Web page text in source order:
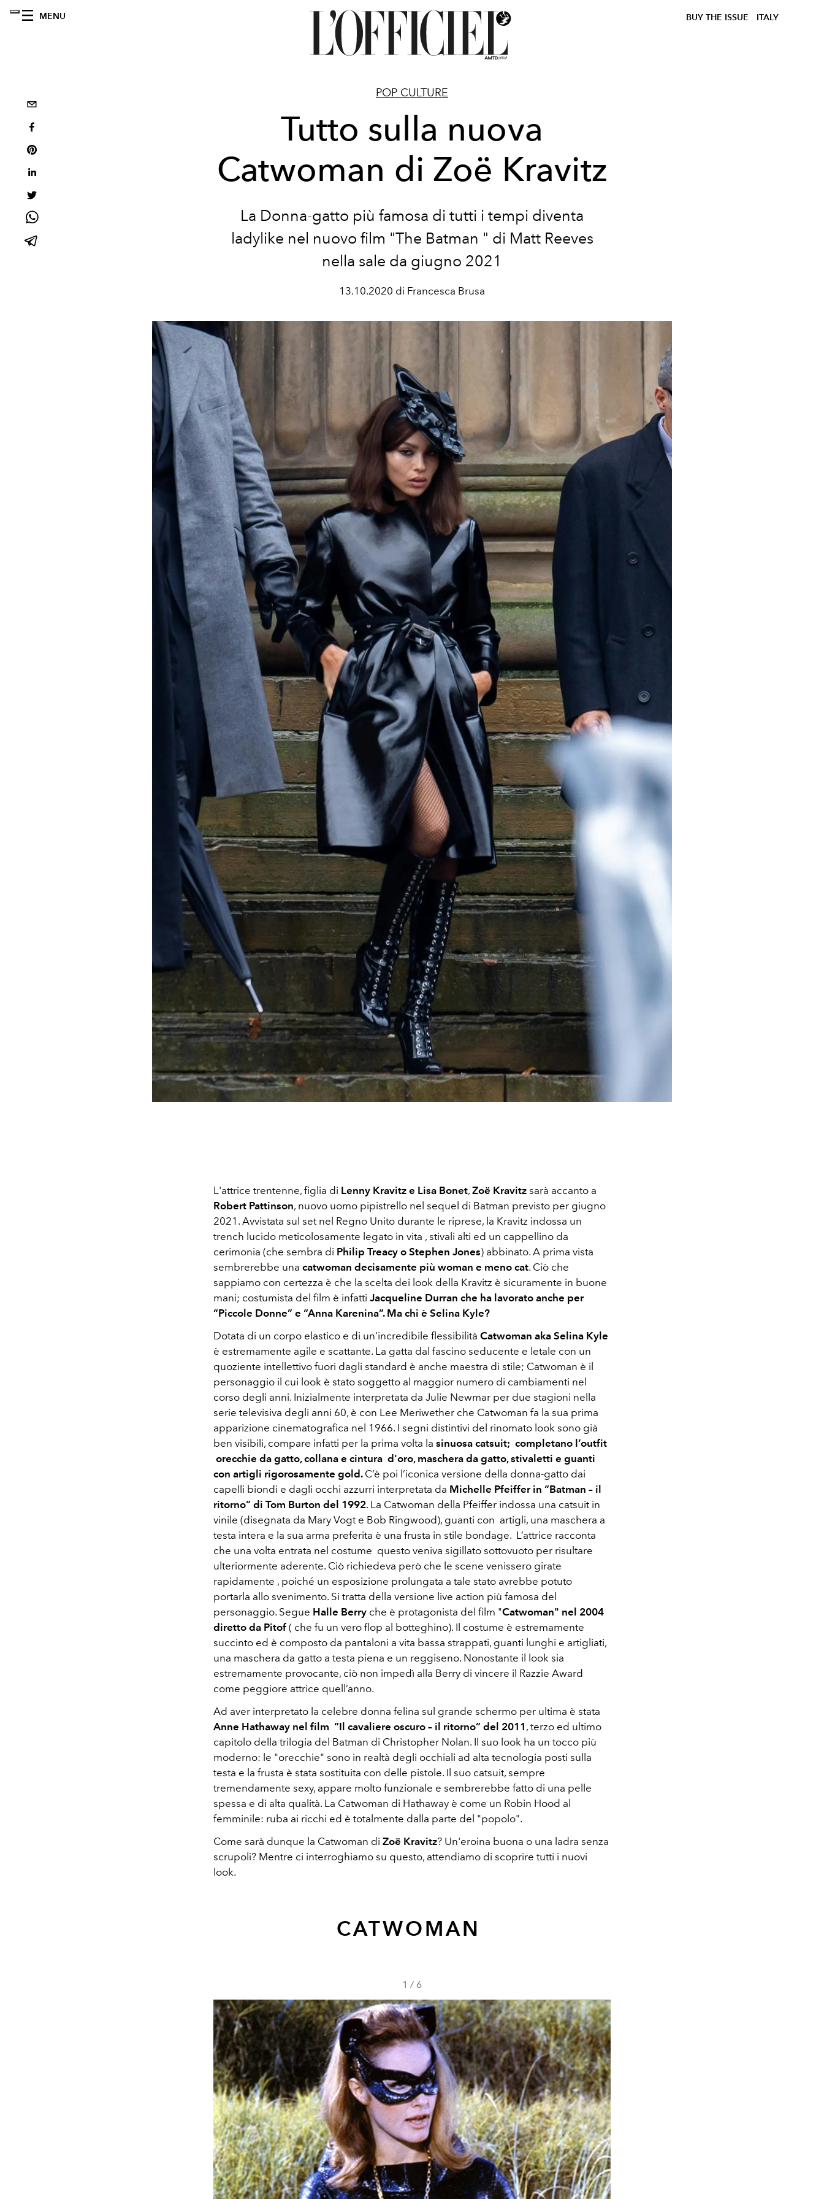
MENU BUY THE ISSUE ITALY
POP CULTURE
Tutto sulla nuova
Catwoman di Zoë Kravitz
La Donna-gatto più famosa di tutti i tempi diventa
ladylike nel nuovo film "The Batman " di Matt Reeves
nella sale da giugno 2021
13.10.2020 di Francesca Brusa
L'attrice trentenne, figlia di Lenny Kravitz e Lisa Bonet, Zoë Kravitz sarà accanto a
Robert Pattinson, nuovo uomo pipistrello nel sequel di Batman previsto per giugno
2021. Avvistata sul set nel Regno Unito durante le riprese, la Kravitz indossa un
trench lucido meticolosamente legato in vita , stivali alti ed un cappellino da
cerimonia (che sembra di Philip Treacy o Stephen Jones) abbinato. A prima vista
sembrerebbe una catwoman decisamente più woman e meno cat. Ciò che
sappiamo con certezza è che la scelta dei look della Kravitz è sicuramente in buone
mani; costumista del film è infatti Jacqueline Durran che ha lavorato anche per
“Piccole Donne” e “Anna Karenina”. Ma chi è Selina Kyle?
Dotata di un corpo elastico e di un’incredibile flessibilità Catwoman aka Selina Kyle
è estremamente agile e scattante. La gatta dal fascino seducente e letale con un
quoziente intellettivo fuori dagli standard è anche maestra di stile; Catwoman è il
personaggio il cui look è stato soggetto al maggior numero di cambiamenti nel
corso degli anni. Inizialmente interpretata da Julie Newmar per due stagioni nella
serie televisiva degli anni 60, è con Lee Meriwether che Catwoman fa la sua prima
apparizione cinematografica nel 1966. I segni distintivi del rinomato look sono già
ben visibili, compare infatti per la prima volta la sinuosa catsuit; completano l’outfit
orecchie da gatto, collana e cintura d'oro, maschera da gatto, stivaletti e guanti
con artigli rigorosamente gold. C’è poi l’iconica versione della donna-gatto dai
capelli biondi e dagli occhi azzurri interpretata da Michelle Pfeiffer in “Batman – il
ritorno” di Tom Burton del 1992. La Catwoman della Pfeiffer indossa una catsuit in
vinile (disegnata da Mary Vogt e Bob Ringwood), guanti con artigli, una maschera a
testa intera e la sua arma preferita è una frusta in stile bondage. L’attrice racconta
che una volta entrata nel costume questo veniva sigillato sottovuoto per risultare
ulteriormente aderente. Ciò richiedeva però che le scene venissero girate
rapidamente , poiché un esposizione prolungata a tale stato avrebbe potuto
portarla allo svenimento. Si tratta della versione live action più famosa del
personaggio. Segue Halle Berry che è protagonista del film "Catwoman" nel 2004
diretto da Pitof ( che fu un vero flop al botteghino). Il costume è estremamente
succinto ed è composto da pantaloni a vita bassa strappati, guanti lunghi e artigliati,
una maschera da gatto a testa piena e un reggiseno. Nonostante il look sia
estremamente provocante, ciò non impedì alla Berry di vincere il Razzie Award
come peggiore attrice quell’anno.
Ad aver interpretato la celebre donna felina sul grande schermo per ultima è stata
Anne Hathaway nel film “Il cavaliere oscuro – il ritorno” del 2011 , terzo ed ultimo
capitolo della trilogia del Batman di Christopher Nolan. Il suo look ha un tocco più
moderno: le "orecchie" sono in realtà degli occhiali ad alta tecnologia posti sulla
testa e la frusta è stata sostituita con delle pistole. Il suo catsuit, sempre
tremendamente sexy, appare molto funzionale e sembrerebbe fatto di una pelle
spessa e di alta qualità. La Catwoman di Hathaway è come un Robin Hood al
femminile: ruba ai ricchi ed è totalmente dalla parte del "popolo".
Come sarà dunque la Catwoman di Zoë Kravitz? Un'eroina buona o una ladra senza
scrupoli? Mentre ci interroghiamo su questo, attendiamo di scoprire tutti i nuovi
look.
CATWOMAN
1 / 6